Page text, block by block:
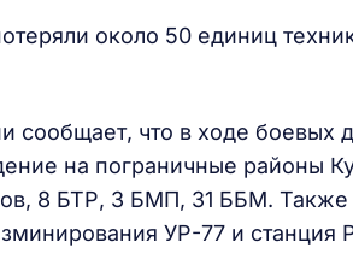
около 50 единиц
что в ходе боевых
на пограничные районы
8 БТР, 3 БМП, 31 ББМ. Также
УР-77 и станция